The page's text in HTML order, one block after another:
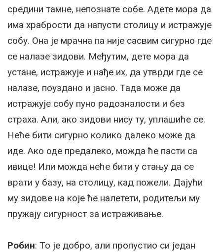
средини тамне, непознате собе. Адете мора да
има храбрости да напусти столицу и истражује
собу. Она је мрачна па није сасвим сигурно где
се налазе зидови. Међутим, дете мора да
устане, истражује и нађе их, да утврди где се
налазе, поуздано и јасно. Тада може да
истражује собу пуно радозналости и без
страха. Али, ако зидови нису ту, уплашиће се.
Неће бити сигурно колико далеко може да
иде. Ако оде предалеко, можда ће пасти са
ивице! Или можда неће бити у стању да се
врати у базу, на столицу, кад пожели. Дајући
му зидове на које ће налетети, родитељи му
пружају сигурност за истраживање.
Робин: То је добро, али пропустио си један